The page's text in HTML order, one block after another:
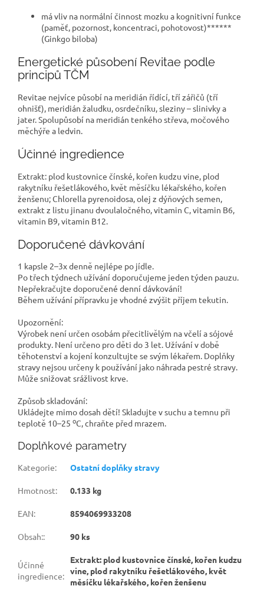
má vliv na normální činnost mozku a kognitivní funkce
(paměť, pozornost, koncentraci, pohotovost)******
(Ginkgo biloba)
Energetické působení Revitae podle
principů TČM
Revitae nejvíce působí na meridián řídící, tří zářičů (tří
ohnišť), meridián žaludku, osrdečníku, sleziny – slinivky a
jater. Spolupůsobí na meridián tenkého střeva, močového
měchýře a ledvin.
Účinné ingredience
Extrakt: plod kustovnice čínské, kořen kudzu vine, plod
rakytníku řešetlákového, květ měsíčku lékařského, kořen
ženšenu; Chlorella pyrenoidosa, olej z dýňových semen,
extrakt z listu jinanu dvoulaločného, vitamin C, vitamin B6,
vitamin B9, vitamin B12.
Doporučené dávkování
1 kapsle 2–3x denně nejlépe po jídle.
Po třech týdnech užívání doporučujeme jeden týden pauzu.
Nepřekračujte doporučené denní dávkování!
Během užívání přípravku je vhodné zvýšit příjem tekutin.
Upozornění:
Výrobek není určen osobám přecitlivělým na včelí a sójové
produkty. Není určeno pro děti do 3 let. Užívání v době
těhotenství a kojení konzultujte se svým lékařem. Doplňky
stravy nejsou určeny k používání jako náhrada pestré stravy.
Může snižovat srážlivost krve.
Způsob skladování:
Ukládejte mimo dosah dětí! Skladujte v suchu a temnu při
teplotě 10–25 oC, chraňte před mrazem.
Doplňkové parametry
Kategorie: Ostatní doplňky stravy
Hmotnost: 0.133 kg
EAN: 8594069933208
Obsah:: 90 ks
Účinné
ingredience:
Extrakt: plod kustovnice čínské, kořen kudzu
vine, plod rakytníku řešetlákového, květ
měsíčku lékařského, kořen ženšenu